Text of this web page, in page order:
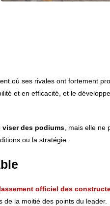
où ses rivales ont fortement
et en efficacité, et le
viser des podiums, mais elle ne
ou la stratégie.
officiel des
la moitié des points du leader.